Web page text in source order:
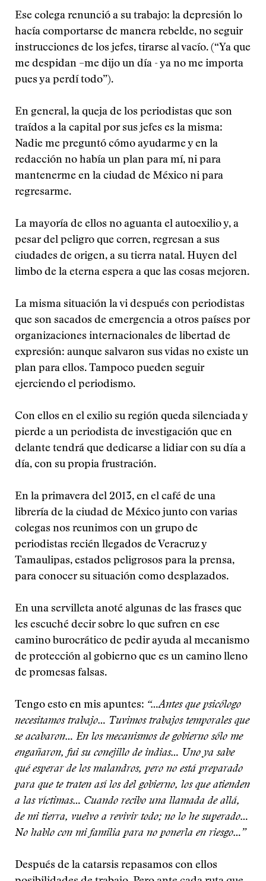
Ese colega renunció a su trabajo: la depresión lo
hacía comportarse de manera rebelde, no seguir
instrucciones de los jefes, tirarse al vacío. (“Ya que
me despidan –me dijo un día - ya no me importa
pues ya perdí todo”).
En general, la queja de los periodistas que son
traídos a la capital por sus jefes es la misma:
Nadie me preguntó cómo ayudarme y en la
redacción no había un plan para mí, ni para
mantenerme en la ciudad de México ni para
regresarme.
La mayoría de ellos no aguanta el autoexilio y, a
pesar del peligro que corren, regresan a sus
ciudades de origen, a su tierra natal. Huyen del
limbo de la eterna espera a que las cosas mejoren.
La misma situación la vi después con periodistas
que son sacados de emergencia a otros países por
organizaciones internacionales de libertad de
expresión: aunque salvaron sus vidas no existe un
plan para ellos. Tampoco pueden seguir
ejerciendo el periodismo.
Con ellos en el exilio su región queda silenciada y
pierde a un periodista de investigación que en
delante tendrá que dedicarse a lidiar con su día a
día, con su propia frustración.
En la primavera del 2013, en el café de una
librería de la ciudad de México junto con varias
colegas nos reunimos con un grupo de
periodistas recién llegados de Veracruz y
Tamaulipas, estados peligrosos para la prensa,
para conocer su situación como desplazados.
En una servilleta anoté algunas de las frases que
les escuché decir sobre lo que sufren en ese
camino burocrático de pedir ayuda al mecanismo
de protección al gobierno que es un camino lleno
de promesas falsas.
Tengo esto en mis apuntes: “…Antes que psicólogo
necesitamos trabajo… Tuvimos trabajos temporales que
se acabaron… En los mecanismos de gobierno sólo me
engañaron, fui su conejillo de indias… Uno ya sabe
qué esperar de los malandros, pero no está preparado
para que te traten así los del gobierno, los que atienden
a las víctimas… Cuando recibo una llamada de allá,
de mi tierra, vuelvo a revivir todo; no lo he superado…
No hablo con mi familia para no ponerla en riesgo…”
Después de la catarsis repasamos con ellos